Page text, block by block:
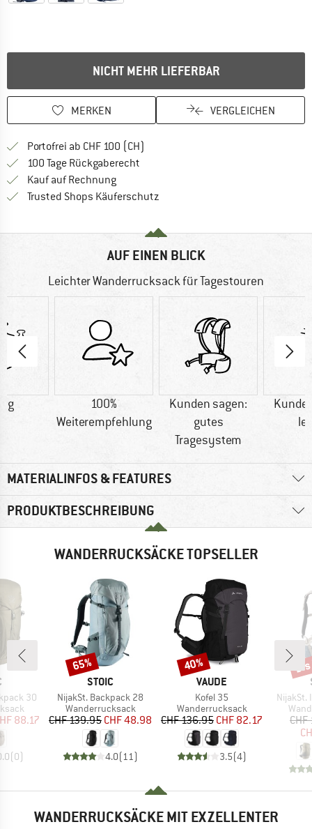
NICHT MEHR LIEFERBAR
MERKEN VERGLEICHEN
Portofrei ab CHF 100 (CH)
100 Tage Rückgaberecht
Kauf auf RechnungFinde die Zahlungs-Infos hier! Öffnet
Trusted Shops Käuferschutz
AUF EINEN BLICK
Leichter Wanderrucksack für Tagestouren
g
100%
Weiterempfehlung
Kunden sagen:
gutes
Tragesystem
MATERIALINFOS & FEATURES
PRODUKTBESCHREIBUNG
WANDERRUCKSÄCKE TOPSELLER
30
Preis
88.17
(0)
MARKE
STOIC
Artikel
NijakSt. Backpack 28
Produktgruppe
Wanderrucksack
Preis
CHF 139.95reduzierter Preis
CHF 48.98
4.0(11 )
Rabatt
65%
MARKE
VAUDE
Artikel
Kofel 35
Produktgruppe
Wanderrucksack
Preis
CHF 136.95reduzierter Preis
CHF 82.17
3.5(4)
Rabatt
40%
Artikel
NijakSt.
WANDERRUCKSÄCKE MIT EXZELLENTER